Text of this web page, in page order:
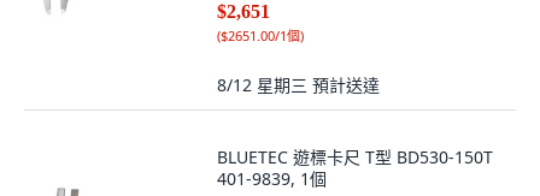
$2,651
($2651.00/1個)
8/12 星期三 預計送達
BLUETEC 遊標卡尺 T型 BD530-150T
401-9839, 1個